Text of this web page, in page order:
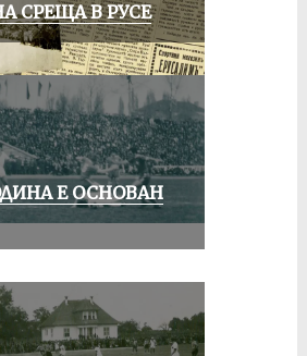
СРЕЩА В РУСЕ
Е ОСНОВАН